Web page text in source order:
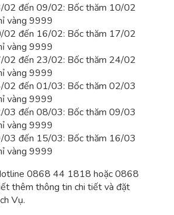
02 đến 09/02: Bốc thăm 10/02
vàng 9999
02 đến 16/02: Bốc thăm 17/02
vàng 9999
02 đến 23/02: Bốc thăm 24/02
vàng 9999
02 đến 01/03: Bốc thăm 02/03
vàng 9999
03 đến 08/03: Bốc thăm 09/03
vàng 9999
03 đến 15/03: Bốc thăm 16/03
vàng 9999
0868 44 1818 hoặc 0868
thêm thông tin chi tiết và đặt
Vụ.